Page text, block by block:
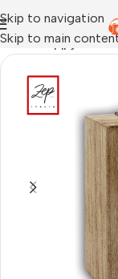
Skip to navigation
Skip to main
Начало›Други›